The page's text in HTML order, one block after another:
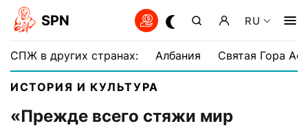
SPN RU
СПЖ в других странах: Албания Святая Гора
ИСТОРИЯ И КУЛЬТУРА
«Прежде всего стяжи мир